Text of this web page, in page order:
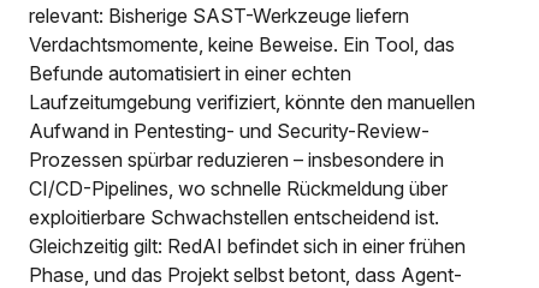
relevant: Bisherige SAST-Werkzeuge liefern
Verdachtsmomente, keine Beweise. Ein Tool, das
Befunde automatisiert in einer echten
Laufzeitumgebung verifiziert, könnte den manuellen
Aufwand in Pentesting- und Security-Review-
Prozessen spürbar reduzieren – insbesondere in
CI/CD-Pipelines, wo schnelle Rückmeldung über
exploitierbare Schwachstellen entscheidend ist.
Gleichzeitig gilt: RedAI befindet sich in einer frühen
Phase, und das Projekt selbst betont, dass Agent-